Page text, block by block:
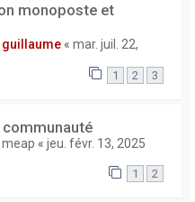
monoposte et
guillaume « mar. juil. 22,
1 2 3
meap « jeu. févr. 13, 2025
1 2